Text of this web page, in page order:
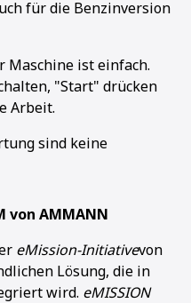
für die Benzinversion
Maschine ist einfach.
"Start" drücken
Arbeit.
sind keine
von AMMANN
eMission-Initiativevon
Lösung, die in
wird. eMISSION